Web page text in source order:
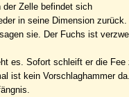
Zelle befindet sich
in seine Dimension zurück.
sie. Der Fuchs ist
es. Sofort schleift er die Fee
ist kein Vorschlaghammer